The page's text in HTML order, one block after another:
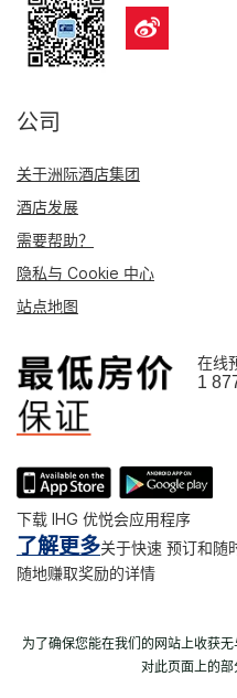
公司
关于洲际酒店集团
酒店发展
需要帮助？
隐私与 Cookie 中心
站点地图
在线
1
下载 IHG 优悦会应用程序
了解更多关于快速 预订和随
随地赚取奖励的详情
为了确保您能在我们的网站上收获
对此页面上的部